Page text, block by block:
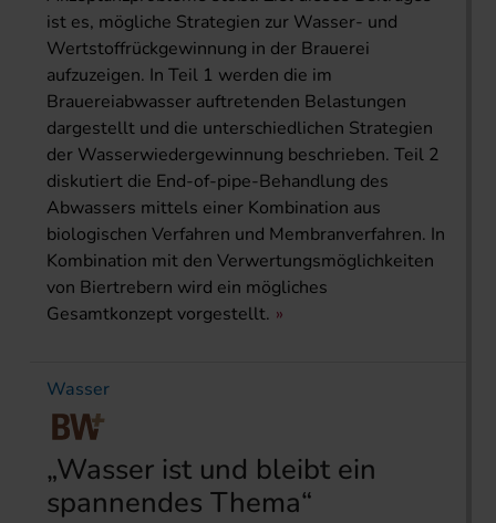
ist es, mögliche Strategien zur Wasser- und
Wertstoffrückgewinnung in der Brauerei
aufzuzeigen. In Teil 1 werden die im
Brauereiabwasser auftretenden Belastungen
dargestellt und die unterschiedlichen Strategien
der Wasserwiedergewinnung beschrieben. Teil 2
diskutiert die End-of-pipe-Behandlung des
Abwassers mittels einer Kombination aus
biologischen Verfahren und Membranverfahren. In
Kombination mit den Verwertungsmöglichkeiten
von Biertrebern wird ein mögliches
Gesamtkonzept vorgestellt.
Wasser
„Wasser ist und bleibt ein
spannendes Thema“